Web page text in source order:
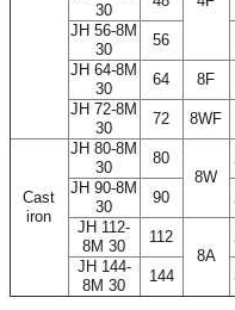
30
JH 56-8M
30
56
JH 64-8M
30
64 8F
JH 72-8M
30
72 8WF
Cast
iron
JH 80-8M
30
80
8W
JH 90-8M
30
90
JH 112-
8M 30
112
8A
JH 144-
8M 30
144